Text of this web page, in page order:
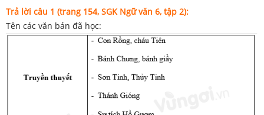
Trả lời câu 1 (trang 154, SGK Ngữ văn 6, tập 2):
Tên các văn bản đã học: